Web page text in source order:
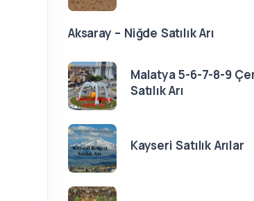
Aksaray – Niğde Satılık Arı
Malatya 5-6-7-8-9
Satılık Arı
Kayseri Satılık Arılar